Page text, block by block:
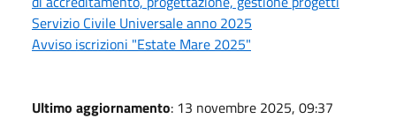
Servizio Civile Universale anno 2025
Avviso iscrizioni "Estate Mare 2025"
Ultimo aggiornamento: 13 novembre 2025, 09:37